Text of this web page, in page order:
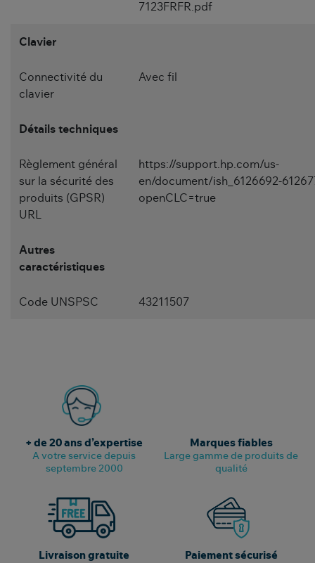
7123FRFR.pdf
Clavier
Connectivité du
clavier
Avec fil
Détails techniques
Règlement général
sur la sécurité des
produits (GPSR)
URL
https://support.hp.com/us-
en/document/ish_6126692-
openCLC=true
Autres
caractéristiques
Code UNSPSC 43211507
+ de 20 ans d’expertise
A votre service depuis
septembre 2000
Marques fiables
Large gamme de produits de
qualité
Livraison gratuite Paiement sécurisé